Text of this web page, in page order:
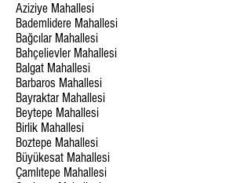
Aziziye Mahallesi
Bademlidere Mahallesi
Bağcılar Mahallesi
Bahçelievler Mahallesi
Balgat Mahallesi
Barbaros Mahallesi
Bayraktar Mahallesi
Beytepe Mahallesi
Birlik Mahallesi
Boztepe Mahallesi
Büyükesat Mahallesi
Çamlıtepe Mahallesi